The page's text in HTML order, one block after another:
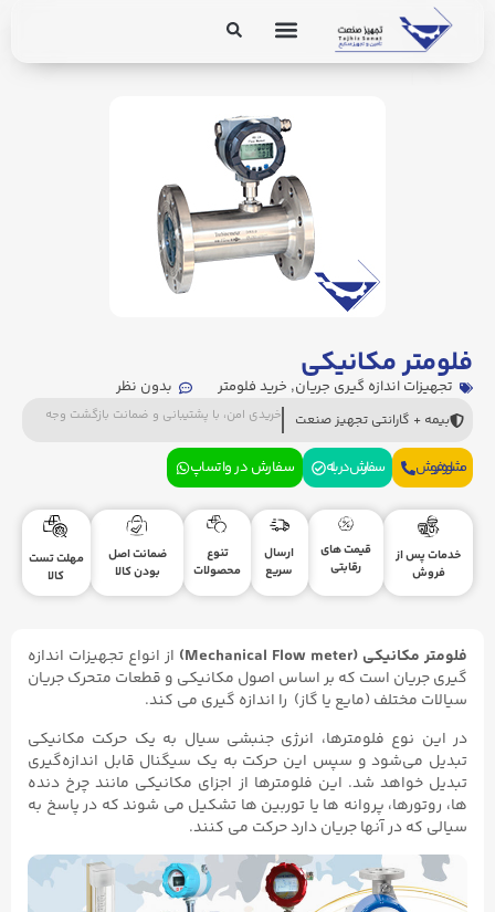
فلومتر مکانیکی
تجهیزات اندازه گیری جریان, خرید فلومتر بدون نظر
بیمه + گارانتی تجهیز صنعت خریدی امن، با پشتیبانی و ضمانت بازگشت وجه
مشاوره فروش سفارش در بله سفارش در واتساپ
خدمات پس از
فروش
قیمت های
رقابتی
ارسال
سریع
تنوع
محصولات
ضمانت اصل
بودن کالا
مهلت تست
کالا
فلومتر مکانیکی (
Mechanical Flow meter
) از انواع تجهیزات اندازه
گیری جریان است که بر اساس اصول مکانیکی و قطعات متحرک جریان
سیالات مختلف (مایع یا گاز) را اندازه گیری می کند.
در این نوع فلومترها، انرژی جنبشی سیال به یک حرکت مکانیکی
تبدیل می‌شود و سپس این حرکت به یک سیگنال قابل اندازه‌گیری
تبدیل خواهد شد. این فلومترها از اجزای مکانیکی مانند چرخ دنده
ها، روتورها، پروانه ها یا توربین ها تشکیل می شوند که در پاسخ به
سیالی که در آنها جریان دارد حرکت می کنند.